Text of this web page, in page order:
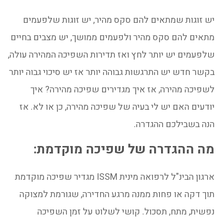
יש זוגות שמתאים להם סקס מהיר, יש זוגות שלפעמים
מתאים להם סקס מהיר ולפעמים ממושך, יש מצבים בחיים
שלפעמים יש יותר לחץ ואז תדירות השפיכה המהירה עולה,
בקשר חדש יש התרגשות גבוהה יותר אז יש סיכוי גבוה יותר
לשפיכה מהירה, אז איך מגדירים שפיכה מהירה? איך
יודעים האם יש לי בעיה של שפיכה מהירה, כן או לא. אז
הנה בשבילכם ההגדרה.
מה ההגדרה של שפיכה מוקדמת:
ארגון הבינ"ל לרפואה מינית ISSM מגדיר שפיכה מוקדמת
תוך דקה או פחות ממנה מרגע החדירה, שגורמת למצוקה
נפשית, מתח, תסכול. קושי לשלוט על זמן השפיכה